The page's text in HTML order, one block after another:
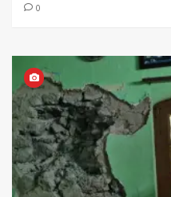
0